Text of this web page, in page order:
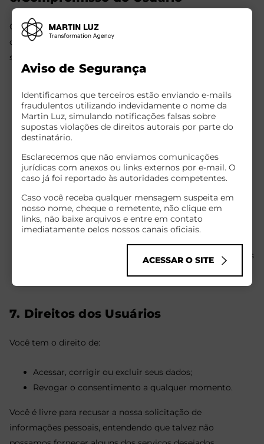
O usuário se compromete a fazer uso adequado dos
conteúdos e da informação que a Martin Luz oferece no
site, incluindo, de forma enunciativa mas não limitativa:
contrárias à boa fé e à ordem pública;
Não difundir propaganda ou conteúdo de natureza
racista, xenofóbica, relacionado a apostas como
ilegal, apologia ao terrorismo ou qualquer material
que viole os direitos humanos;
Não causar danos aos sistemas físicos (hardwares) e
lógicos (softwares) do site da Martin Luz, de seus
fornecedores ou terceiros, para introduzir ou
sistemas de hardware ou software que sejam capazes
7. Direitos dos Usuários
Você tem o direito de:
Acessar, corrigir ou excluir seus dados;
Revogar o consentimento a qualquer momento.
Você é livre para recusar a nossa solicitação de
informações pessoais, entendendo que talvez não
Aviso de Segurança
Identificamos que terceiros estão enviando e-mails
fraudulentos utilizando indevidamente o nome da
Martin Luz, simulando notificações falsas sobre
supostas violações de direitos autorais por parte do
destinatário.
Esclarecemos que não enviamos comunicações
jurídicas com anexos ou links externos por e-mail. O
caso já foi reportado às autoridades competentes.
Caso você receba qualquer mensagem suspeita em
nosso nome, cheque o remetente, não clique em
links, não baixe arquivos e entre em contato
imediatamente pelos nossos canais oficiais.
Infelizmente, golpes cibernéticos como esse têm se
tornado comuns no mundo todo, explorando o nome
ACESSAR O SITE